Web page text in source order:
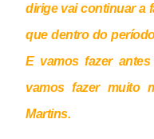
dirige vai continuar a
que dentro do
E vamos fazer
vamos fazer muito
Martins.